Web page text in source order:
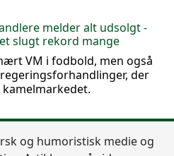
melder alt udsolgt -
slugt rekord mange
VM i fodbold, men også
der
og humoristisk medie og